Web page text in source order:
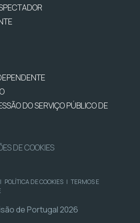
DO SERVIÇO PÚBLICO DE
DE COOKIES
| POLÍTICA DE COOKIES | TERMOS E
de Portugal 2026